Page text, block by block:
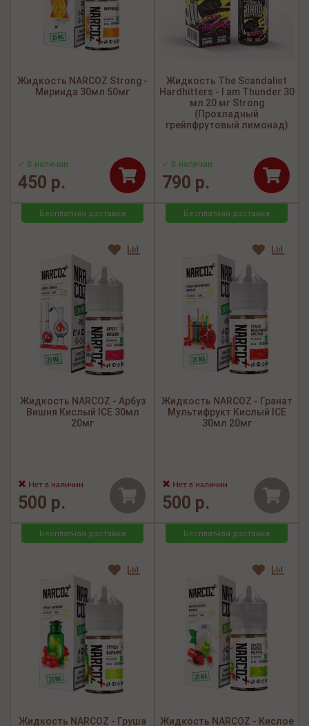
Жидкость NARCOZ Strong -
Миринда 30мл 50мг
✓ В наличии
450 р.
Жидкость The Scandalist
Hardhitters - I am Thunder 30
мл 20 мг Strong
(Прохладный
грейпфрутовый лимонад)
✓ В наличии
790 р.
Бесплатная доставка
Жидкость NARCOZ - Арбуз
Вишня Кислый ICE 30мл
20мг
Нет в наличии
500 р.
Бесплатная доставка
Жидкость NARCOZ - Гранат
Мультифрукт Кислый ICE
30мл 20мг
Нет в наличии
500 р.
Бесплатная доставка
Жидкость NARCOZ - Груша
Бесплатная доставка
Жидкость NARCOZ - Кислое